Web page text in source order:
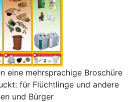
eine mehrsprachige Broschüre
für Flüchtlinge und andere
und Bürger